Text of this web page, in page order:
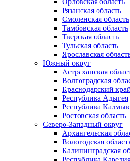
Орловская область
Рязанская область
Смоленская область
Тамбовская область
Тверская область
Тульская область
Ярославская
Южный округ
Астраханская
Волгоградская
Краснодарский край
Республика Адыгея
Республика
Ростовская область
Северо-Западный округ
Архангельская
Вологодская
Калининградская